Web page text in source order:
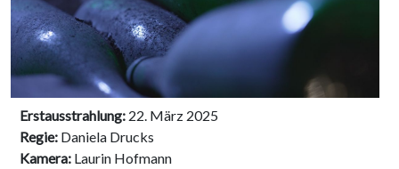
Erstausstrahlung: 22. März 2025
Regie: Daniela Drucks
Kamera: Laurin Hofmann